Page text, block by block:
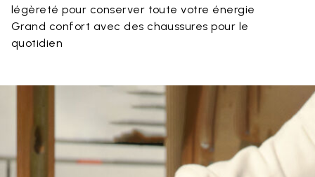
légèreté pour conserver toute votre énergie
Grand confort avec des chaussures pour le
quotidien